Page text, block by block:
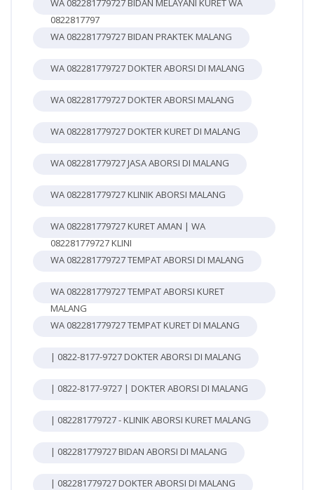
WA 082281779727 BIDAN MELAYANI KURET WA
0822817797
WA 082281779727 BIDAN PRAKTEK MALANG
WA 082281779727 DOKTER ABORSI DI MALANG
WA 082281779727 DOKTER ABORSI MALANG
WA 082281779727 DOKTER KURET DI MALANG
WA 082281779727 JASA ABORSI DI MALANG
WA 082281779727 KLINIK ABORSI MALANG
WA 082281779727 KURET AMAN | WA
082281779727 KLINI
WA 082281779727 TEMPAT ABORSI DI MALANG
WA 082281779727 TEMPAT ABORSI KURET
MALANG
WA 082281779727 TEMPAT KURET DI MALANG
| 0822-8177-9727 DOKTER ABORSI DI MALANG
| 0822-8177-9727 | DOKTER ABORSI DI MALANG
| 082281779727 - KLINIK ABORSI KURET MALANG
| 082281779727 BIDAN ABORSI DI MALANG
| 082281779727 DOKTER ABORSI DI MALANG